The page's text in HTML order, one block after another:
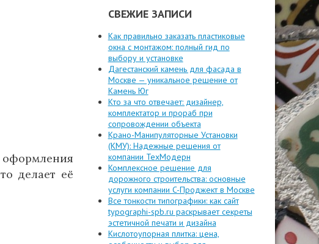
делает её
СВЕЖИЕ ЗАПИСИ
Как правильно заказать пластиковые
окна с монтажом: полный гид по
выбору и установке
Дагестанский камень для фасада в
Москве — уникальное решение от
Камень Юг
Кто за что отвечает: дизайнер,
комплектатор и прораб при
сопровождении объекта
Крано-Манипуляторные Установки
(КМУ): Надежные решения от
компании ТехМодерн
Комплексное решение для
дорожного строительства: основные
услуги компании C-Проджект в Москве
Все тонкости типографики: как сайт
typographi-spb.ru раскрывает секреты
эстетичной печати и дизайна
Кислотоупорная плитка: цена,